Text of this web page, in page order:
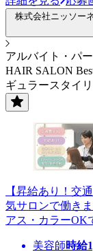
株式会社ニッソー
アルバイト・パー
HAIR SALON
ギュラースタイ
【昇給あり！交
気サロンで働き
アス・カラーOK
美容師時給